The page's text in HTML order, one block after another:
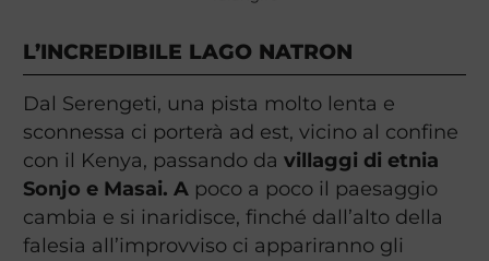
L’INCREDIBILE LAGO NATRON
Dal Serengeti, una pista molto lenta e
sconnessa ci porterà ad est, vicino al confine
con il Kenya, passando da villaggi di etnia
Sonjo e Masai. A poco a poco il paesaggio
cambia e si inaridisce, finché dall’alto della
falesia all’improvviso ci appariranno gli